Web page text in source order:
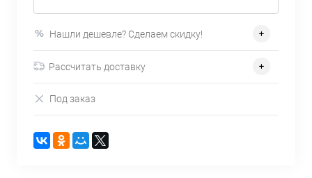
Нашли дешевле? Сделаем скидку!
Рассчитать доставку
Под заказ